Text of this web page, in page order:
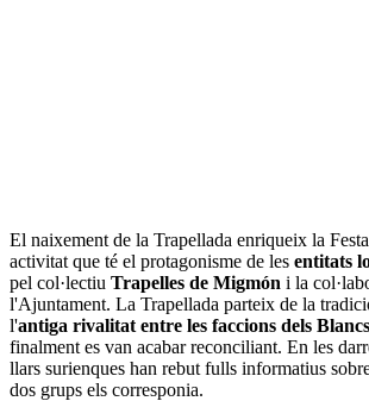
El naixement de la Trapellada enriqueix la
activitat que té el protagonisme de les entitats
pel col·lectiu Trapelles de Migmón i la
l'Ajuntament. La Trapellada parteix de la
l'antiga rivalitat entre les faccions dels
finalment es van acabar reconciliant. En les
llars surienques han rebut fulls informatius
dos grups els corresponia.